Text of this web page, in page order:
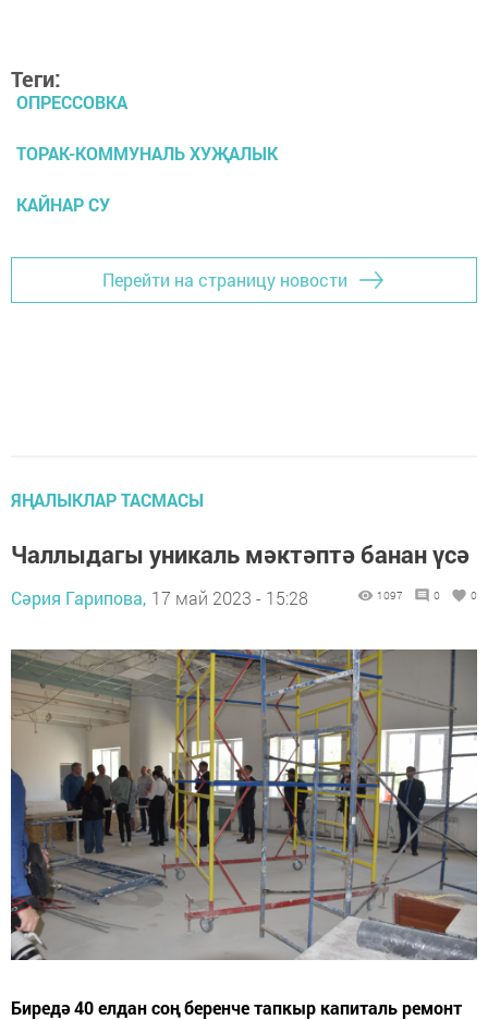
Теги:
ОПРЕССОВКА
ТОРАК-КОММУНАЛЬ ХУҖАЛЫК
КАЙНАР СУ
Перейти на страницу новости
ЯҢАЛЫКЛАР ТАСМАСЫ
Чаллыдагы уникаль мәктәптә банан үсә
Сәрия Гарипова, 17 май 2023 - 15:28 1097 0 0
Биредә 40 елдан соң беренче тапкыр капиталь ремонт